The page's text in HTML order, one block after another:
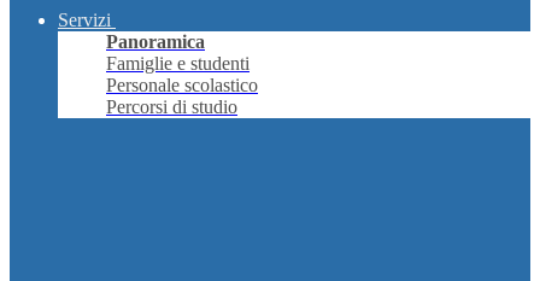
Servizi
Panoramica
Famiglie e studenti
Personale scolastico
Percorsi di studio